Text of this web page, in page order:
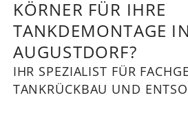
KÖRNER FÜR IHRE
TANKDEMONTAGE IN
AUGUSTDORF?
IHR SPEZIALIST FÜR
TANKRÜCKBAU UND